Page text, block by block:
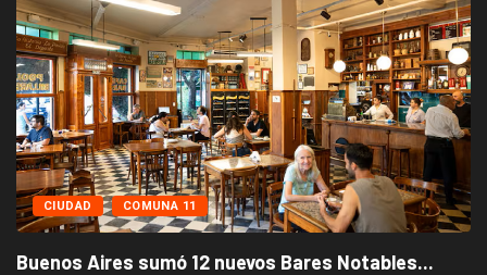
CIUDAD COMUNA 11
Buenos Aires sumó 12 nuevos Bares Notables...